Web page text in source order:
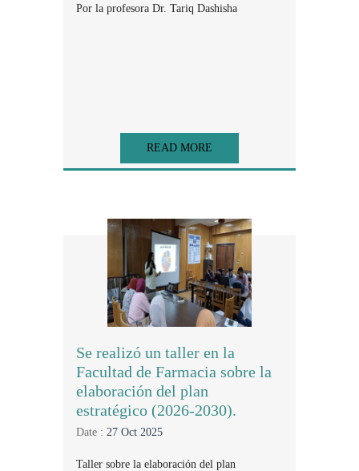
Por la profesora Dr. Tariq Dashisha
READ MORE
Se realizó un taller en la
Facultad de Farmacia sobre la
elaboración del plan
estratégico (2026-2030).
Date : 27 Oct 2025
Taller sobre la elaboración del plan